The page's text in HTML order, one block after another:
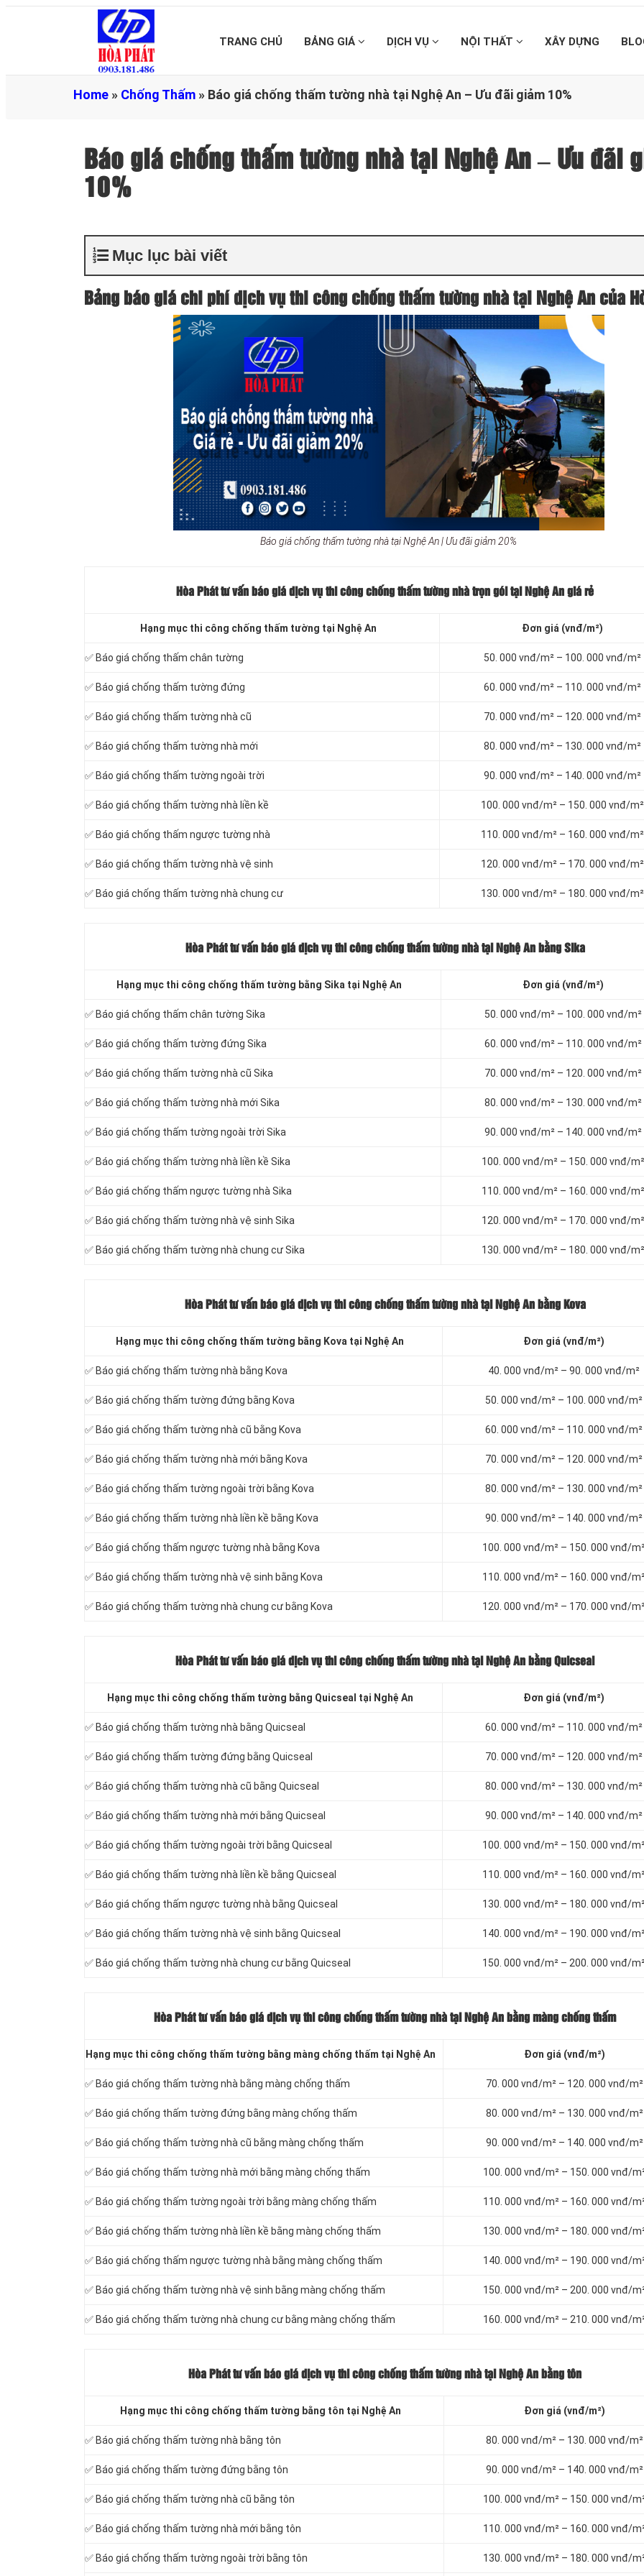
TRANG CHỦ BẢNG GIÁ DỊCH VỤ NỘI THẤT XÂY DỰNG
Home » Chống Thấm » Báo giá chống thấm tường nhà tại Nghệ An – Ưu đãi giảm 10%
Báo giá chống thấm tường nhà tại Nghệ An – Ưu đãi
10%
Mục lục bài viết
Bảng báo giá chi phí dịch vụ thi công chống thấm tường nhà tại Nghệ An của
Báo giá chống thấm tường nhà tại Nghệ An | Ưu đãi giảm 20%
Hòa Phát tư vấn báo giá dịch vụ thi công chống thấm tường nhà trọn gói tại Nghệ An giá rẻ
Hạng mục thi công chống thấm tường tại Nghệ An Đơn giá (vnđ/m²)
✅ Báo giá chống thấm chân tường 50. 000 vnđ/m² – 100. 000 vnđ/m²
✅ Báo giá chống thấm tường đứng 60. 000 vnđ/m² – 110. 000 vnđ/m²
✅ Báo giá chống thấm tường nhà cũ 70. 000 vnđ/m² – 120. 000 vnđ/m²
✅ Báo giá chống thấm tường nhà mới 80. 000 vnđ/m² – 130. 000 vnđ/m²
✅ Báo giá chống thấm tường ngoài trời 90. 000 vnđ/m² – 140. 000 vnđ/m²
✅ Báo giá chống thấm tường nhà liền kề 100. 000 vnđ/m² – 150. 000 vnđ/m²
✅ Báo giá chống thấm ngược tường nhà 110. 000 vnđ/m² – 160. 000 vnđ/m²
✅ Báo giá chống thấm tường nhà vệ sinh 120. 000 vnđ/m² – 170. 000 vnđ/m²
✅ Báo giá chống thấm tường nhà chung cư 130. 000 vnđ/m² – 180. 000 vnđ/m²
Hòa Phát tư vấn báo giá dịch vụ thi công chống thấm tường nhà tại Nghệ An bằng Sika
Hạng mục thi công chống thấm tường bằng Sika tại Nghệ An Đơn giá (vnđ/m²)
✅ Báo giá chống thấm chân tường Sika 50. 000 vnđ/m² – 100. 000 vnđ/m²
✅ Báo giá chống thấm tường đứng Sika 60. 000 vnđ/m² – 110. 000 vnđ/m²
✅ Báo giá chống thấm tường nhà cũ Sika 70. 000 vnđ/m² – 120. 000 vnđ/m²
✅ Báo giá chống thấm tường nhà mới Sika 80. 000 vnđ/m² – 130. 000 vnđ/m²
✅ Báo giá chống thấm tường ngoài trời Sika 90. 000 vnđ/m² – 140. 000 vnđ/m²
✅ Báo giá chống thấm tường nhà liền kề Sika 100. 000 vnđ/m² – 150. 000 vnđ/m²
✅ Báo giá chống thấm ngược tường nhà Sika 110. 000 vnđ/m² – 160. 000 vnđ/m²
✅ Báo giá chống thấm tường nhà vệ sinh Sika 120. 000 vnđ/m² – 170. 000 vnđ/m²
✅ Báo giá chống thấm tường nhà chung cư Sika 130. 000 vnđ/m² – 180. 000 vnđ/m²
Hòa Phát tư vấn báogiá dịch vụ thi công chống thấm tường nhà tại Nghệ An bằng Kova
Hạng mục thi công chống thấm tường bằng Kova tại Nghệ An Đơn giá (vnđ/m²)
✅ Báo giá chống thấm tường nhà bằng Kova 40. 000 vnđ/m² – 90. 000 vnđ/m²
✅ Báo giá chống thấm tường đứng bằng Kova 50. 000 vnđ/m² – 100. 000 vnđ/m²
✅ Báo giá chống thấm tường nhà cũ bằng Kova 60. 000 vnđ/m² – 110. 000 vnđ/m²
✅ Báo giá chống thấm tường nhà mới bằng Kova 70. 000 vnđ/m² – 120. 000 vnđ/m²
✅ Báo giá chống thấm tường ngoài trời bằng Kova 80. 000 vnđ/m² – 130. 000 vnđ/m²
✅ Báo giá chống thấm tường nhà liền kề bằng Kova 90. 000 vnđ/m² – 140. 000 vnđ/m²
✅ Báo giá chống thấm ngược tường nhà bằng Kova 100. 000 vnđ/m² – 150. 000 vnđ/
✅ Báo giá chống thấm tường nhà vệ sinh bằng Kova 110. 000 vnđ/m² – 160. 000 vnđ/
✅ Báo giá chống thấm tường nhà chung cư bằng Kova 120. 000 vnđ/m² – 170. 000 vnđ/
Hòa Phát tư vấn báo giá dịch vụ thi công chống thấm tường nhà tại Nghệ An bằng Quicseal
Hạng mục thi công chống thấm tường bằng Quicseal tại Nghệ An Đơn giá (vnđ/m²)
✅ Báo giá chống thấm tường nhà bằng Quicseal 60. 000 vnđ/m² – 110. 000 vnđ/m²
✅ Báo giá chống thấm tường đứng bằng Quicseal 70. 000 vnđ/m² – 120. 000 vnđ/m²
✅ Báo giá chống thấm tường nhà cũ bằng Quicseal 80. 000 vnđ/m² – 130. 000 vnđ/m²
✅ Báo giá chống thấm tường nhà mới bằng Quicseal 90. 000 vnđ/m² – 140. 000 vnđ/m²
✅ Báo giá chống thấm tường ngoài trời bằng Quicseal 100. 000 vnđ/m² – 150. 000 vnđ/
✅ Báo giá chống thấm tường nhà liền kề bằng Quicseal 110. 000 vnđ/m² – 160. 000 vnđ/
✅ Báo giá chống thấm ngược tường nhà bằng Quicseal 130. 000 vnđ/m² – 180. 000 vnđ/
✅ Báo giá chống thấm tường nhà vệ sinh bằng Quicseal 140. 000 vnđ/m² – 190. 000 vnđ/
✅ Báo giá chống thấm tường nhà chung cư bằng Quicseal 150. 000 vnđ/m² – 200. 000 vnđ/
Hòa Phát tư vấn báo giá dịch vụ thi công chống thấm tường nhà tại Nghệ An bằng màng chống thấm
Hạng mục thi công chống thấm tường bằng màng chống thấm tại Nghệ An Đơn giá (vnđ/m²)
✅ Báo giá chống thấm tường nhà bằng màng chống thấm 70. 000 vnđ/m² – 120. 000 vnđ/m²
✅ Báo giá chống thấm tường đứng bằng màng chống thấm 80. 000 vnđ/m² – 130. 000 vnđ/m²
✅ Báo giá chống thấm tường nhà cũ bằng màng chống thấm 90. 000 vnđ/m² – 140. 000 vnđ/m²
✅ Báo giá chống thấm tường nhà mới bằng màng chống thấm 100. 000 vnđ/m² – 150. 000 vnđ/
✅ Báo giá chống thấm tường ngoài trời bằng màng chống thấm 110. 000 vnđ/m² – 160. 000 vnđ/
✅ Báo giá chống thấm tường nhà liền kề bằng màng chống thấm 130. 000 vnđ/m² – 180. 000 vnđ/
✅ Báo giá chống thấm ngược tường nhà bằng màng chống thấm 140. 000 vnđ/m² – 190. 000 vnđ/
✅ Báo giá chống thấm tường nhà vệ sinh bằng màng chống thấm 150. 000 vnđ/m² – 200. 000 vnđ/
✅ Báo giá chống thấm tường nhà chung cư bằng màng chống thấm 160. 000 vnđ/m² – 210. 000 vnđ/
Hòa Phát tư vấn báo giá dịch vụ thi công chống thấm tường nhà tại Nghệ An bằng tôn
Hạng mục thi công chống thấm tường bằng tôn tại Nghệ An Đơn giá (vnđ/m²)
✅ Báo giá chống thấm tường nhà bằng tôn 80. 000 vnđ/m² – 130. 000 vnđ/m²
✅ Báo giá chống thấm tường đứng bằng tôn 90. 000 vnđ/m² – 140. 000 vnđ/m²
✅ Báo giá chống thấm tường nhà cũ bằng tôn 100. 000 vnđ/m² – 150. 000 vnđ/
✅ Báo giá chống thấm tường nhà mới bằng tôn 110. 000 vnđ/m² – 160. 000 vnđ/
✅ Báo giá chống thấm tường ngoài trời bằng tôn 130. 000 vnđ/m² – 180. 000 vnđ/